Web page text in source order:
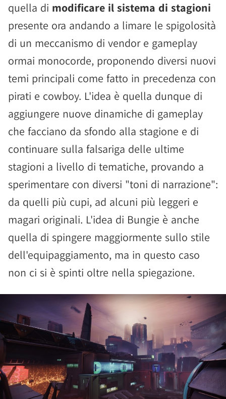
quella di modificare il sistema di stagioni
presente ora andando a limare le spigolosità
di un meccanismo di vendor e gameplay
ormai monocorde, proponendo diversi nuovi
temi principali come fatto in precedenza con
pirati e cowboy. L'idea è quella dunque di
aggiungere nuove dinamiche di gameplay
che facciano da sfondo alla stagione e di
continuare sulla falsariga delle ultime
stagioni a livello di tematiche, provando a
sperimentare con diversi "toni di narrazione":
da quelli più cupi, ad alcuni più leggeri e
magari originali. L'idea di Bungie è anche
quella di spingere maggiormente sullo stile
dell'equipaggiamento, ma in questo caso
non ci si è spinti oltre nella spiegazione.